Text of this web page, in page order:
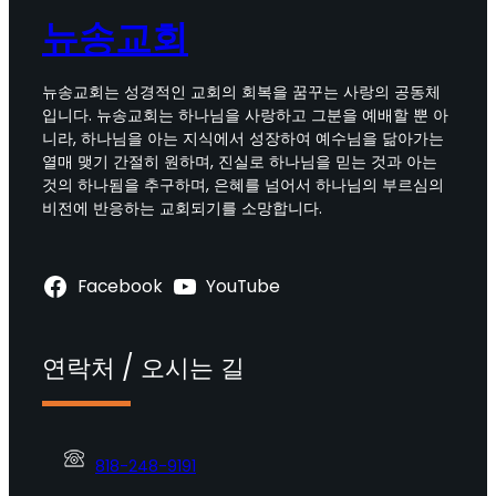
뉴송교회
뉴송교회는 성경적인 교회의 회복을 꿈꾸는 사랑의 공동체
입니다. 뉴송교회는 하나님을 사랑하고 그분을 예배할 뿐 아
니라, 하나님을 아는 지식에서 성장하여 예수님을 닮아가는
열매 맺기 간절히 원하며, 진실로 하나님을 믿는 것과 아는
것의 하나됨을 추구하며, 은혜를 넘어서 하나님의 부르심의
비전에 반응하는 교회되기를 소망합니다.
Facebook YouTube
연락처 / 오시는 길
818-248-9191